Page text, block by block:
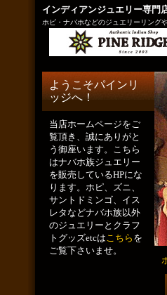
インディアンジュエリー専門
ホピ・ナバホなどのジュエリーリング
ようこそパインリ
ッジへ！
当店ホームページをご
覧頂き、誠にありがと
う御座います。こちら
はナバホ族ジュエリー
を販売しているHPにな
ります。ホピ、ズニ、
サントドミンゴ、イス
レタなどナバホ族以外
のジュエリーとクラフ
トグッズetcはこちら を
ご覧下さいませ。